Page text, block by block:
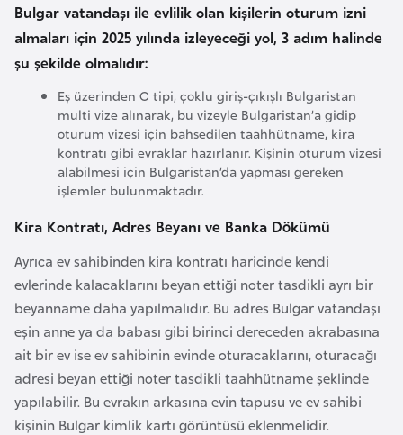
Bulgar vatandaşı ile evlilik olan kişilerin oturum izni
almaları için 2025 yılında izleyeceği yol, 3 adım halinde
şu şekilde olmalıdır:
Eş üzerinden C tipi, çoklu giriş-çıkışlı Bulgaristan
multi vize alınarak, bu vizeyle Bulgaristan’a gidip
oturum vizesi için bahsedilen taahhütname, kira
kontratı gibi evraklar hazırlanır. Kişinin oturum vizesi
alabilmesi için Bulgaristan’da yapması gereken
işlemler bulunmaktadır.
Kira Kontratı, Adres Beyanı ve Banka Dökümü
Ayrıca ev sahibinden kira kontratı haricinde kendi
evlerinde kalacaklarını beyan ettiği noter tasdikli ayrı bir
beyanname daha yapılmalıdır. Bu adres Bulgar vatandaşı
eşin anne ya da babası gibi birinci dereceden akrabasına
ait bir ev ise ev sahibinin evinde oturacaklarını, oturacağı
adresi beyan ettiği noter tasdikli taahhütname şeklinde
yapılabilir. Bu evrakın arkasına evin tapusu ve ev sahibi
kişinin Bulgar kimlik kartı görüntüsü eklenmelidir.
u
l
g
n
B
u
r
k
i
n
a